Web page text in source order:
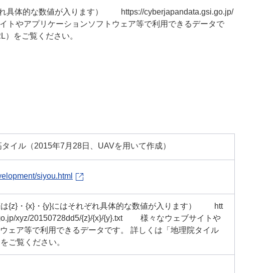
具体的な数値が入ります） https://cyberjapandata.gsi.go.jp/
やアプリケーションソフトウェア等で利用できるデータで
をご覧ください。
イル（2015年7月28日、UAVを用いて作成）
siyou.html
は{z}・{x}・{y}にはそれぞれ具体的な数値が入ります） htt
xyz/20150728dd5/{z}/{x}/{y}.txt 様々なウェブサイトや
ェア等で利用できるデータです。 詳しくは「地理院タイル
ご覧ください。